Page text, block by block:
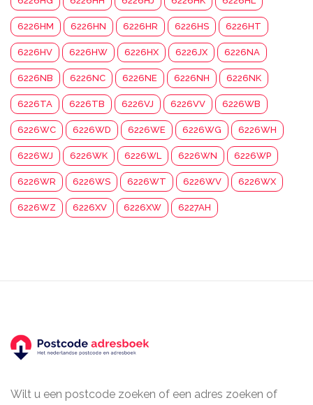
6226HM 6226HN 6226HR 6226HS 6226HT
6226HV 6226HW 6226HX 6226JX 6226NA
6226NB 6226NC 6226NE 6226NH 6226NK
6226TA 6226TB 6226VJ 6226VV 6226WB
6226WC 6226WD 6226WE 6226WG 6226WH
6226WJ 6226WK 6226WL 6226WN 6226WP
6226WR 6226WS 6226WT 6226WV 6226WX
6226WZ 6226XV 6226XW 6227AH
Wilt u een postcode zoeken of een adres zoeken of